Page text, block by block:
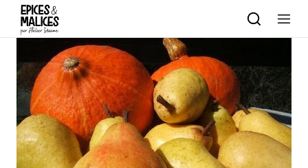
Skip to content